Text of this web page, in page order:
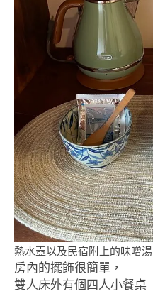
熱水壺以及民宿附上的味噌湯
房內的擺飾很簡單，
雙人床外有個四人小餐桌